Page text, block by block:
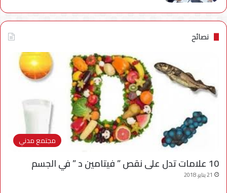
نصائح
مجتمع مدني
10 علامات تدل على نقص ” فيتامين د ” في الجسم
21 يناير، 2018